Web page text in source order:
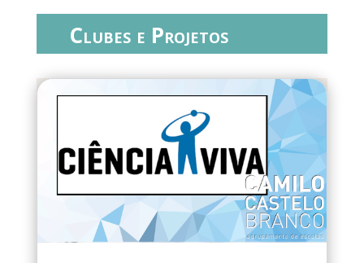
Clubes e Projetos